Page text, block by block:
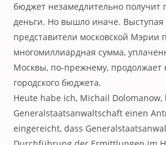
бюджет незамедлительно
деньги. Но вышло иначе. Выступая
представители московской Мэрии
многомиллиардная сумма,
Москвы, по-прежнему, продолжает
городского бюджета.
Heute habe ich, Michail Dolomanow,
Generalstaatsanwaltschaft einen
eingereicht, dass